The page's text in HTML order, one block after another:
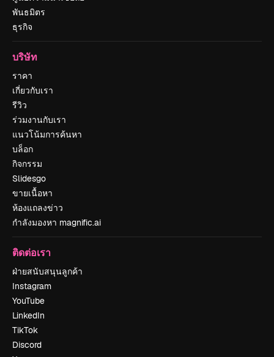
พันธมิตร
ธุรกิจ
บริษัท
ราคา
เกี่ยวกับเรา
รีวิว
ร่วมงานกับเรา
แนวโน้มการค้นหา
บล็อก
กิจกรรม
Slidesgo
ขายเนื้อหา
ห้องแถลงข่าว
กำลังมองหา magnific.ai
ติดต่อเรา
ฝ่ายสนับสนุนลูกค้า
Instagram
YouTube
LinkedIn
TikTok
Discord